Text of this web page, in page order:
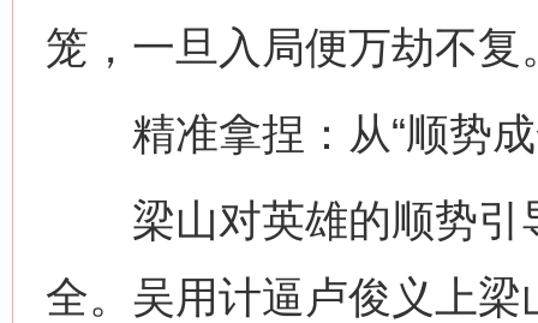
笼，一旦入局便万劫不复
精准拿捏：从“顺势成
梁山对英雄的顺势引
全。吴用计逼卢俊义上